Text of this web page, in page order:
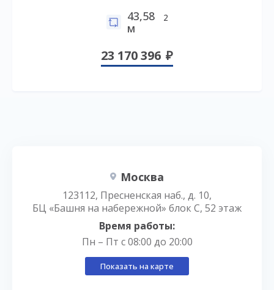
43,58
м
2
23 170 396
Москва
123112, Пресненская наб., д. 10,
БЦ «Башня на набережной» блок С, 52 этаж
Время работы:
Пн – Пт с 08:00 до 20:00
Показать на карте